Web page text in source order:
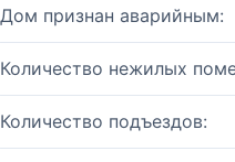
Дом признан аварийным:
Количество нежилых
Количество подъездов: